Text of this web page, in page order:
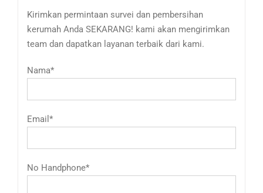
Kirimkan permintaan survei dan pembersihan
kerumah Anda SEKARANG! kami akan mengirimkan
team dan dapatkan layanan terbaik dari kami.
Nama*
Email*
No Handphone*